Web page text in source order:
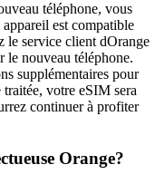
téléphone, vous
est compatible
le service client dOrange
le nouveau téléphone.
supplémentaires pour
votre eSIM sera
continuer à profiter
Orange?